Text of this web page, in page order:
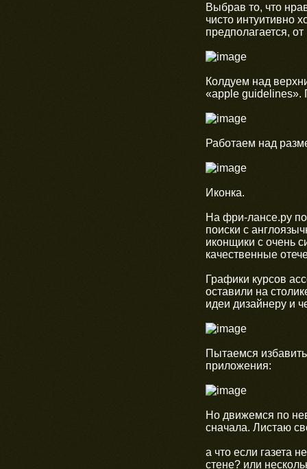
Выбрав то, что
чисто интуитивно
предполагается,
Колдуем над
«аpple guidelines».
Работаем над
Иконка.
На фри-лансе.ру
поиски с
иконщики с очень
качественные
Графики курсов
оставили на
идеи дизайнеру и
Пытаемся
приложения:
Но движемся по
сначала. Листаю
а что если газета
стене? или